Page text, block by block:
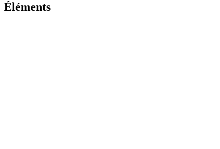
Éléments